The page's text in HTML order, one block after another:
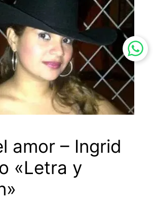
amor – Ingrid
«Letra y